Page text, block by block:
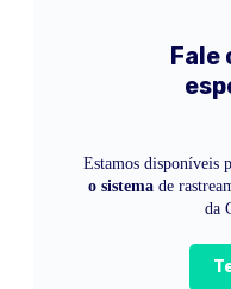
Fale
Estamos disponíveis
o sistemade
da